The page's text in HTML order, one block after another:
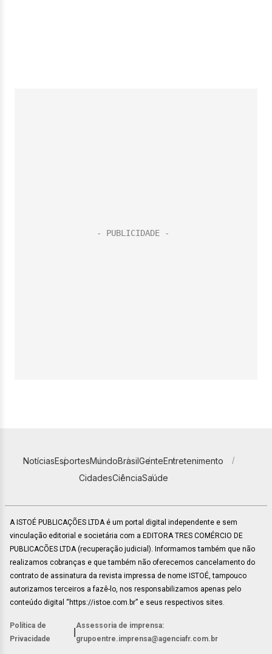
NotíciasEsportesMundoBrasilGenteEntretenimento
CidadesCiênciaSaúde
A ISTOÉ PUBLICAÇÕES LTDA é um portal digital independente e sem
vinculação editorial e societária com a EDITORA TRES COMÉRCIO DE
PUBLICACÕES LTDA (recuperação judicial). Informamos também que não
realizamos cobranças e que também não oferecemos cancelamento do
contrato de assinatura da revista impressa de nome ISTOÉ, tampouco
autorizamos terceiros a fazê-lo, nos responsabilizamos apenas pelo
conteúdo digital “https://istoe.com.br” e seus respectivos sites.
Política de
Privacidade
Assessoria de imprensa:
grupoentre.imprensa@agenciafr.com.br